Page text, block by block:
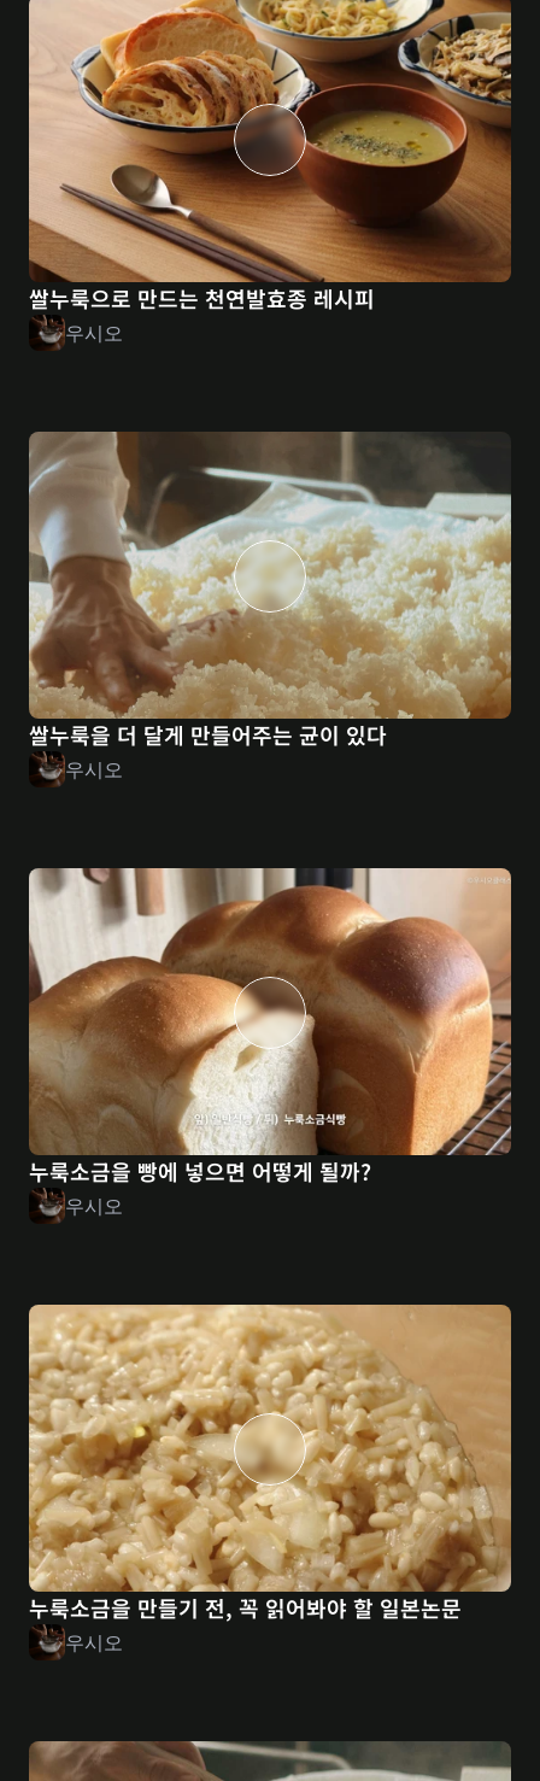
쌀누룩으로 만드는 천연발효종 레시피
우시오
쌀누룩을 더 달게 만들어주는 균이 있다
우시오
누룩소금을 빵에 넣으면 어떻게 될까?
우시오
누룩소금을 만들기 전, 꼭 읽어봐야 할 일본논문
우시오